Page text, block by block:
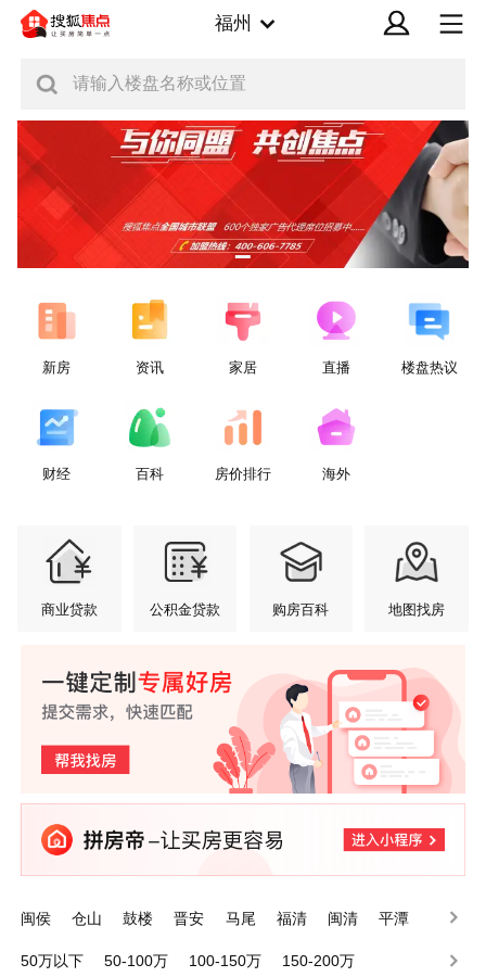
福州
请输入楼盘名称或位置
新房 资讯 家居 直播 楼盘热议
财经 百科 房价排行 海外
商业贷款 公积金贷款 购房百科 地图找房
闽侯 仓山 鼓楼 晋安 马尾 福清 闽清
平潭
50万以下
50-100万 100-150万
150-200万